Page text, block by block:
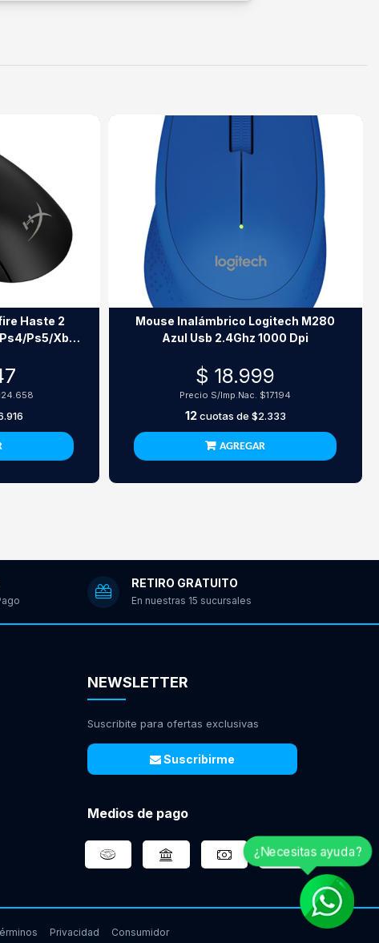
Haste 2
Ps5/Xbox
Mouse Inalámbrico Logitech M280
Azul Usb 2.4Ghz 1000 Dpi
$ 18.999
Precio S/Imp.Nac. $17.194
12cuotas de $2.333
AGREGAR
RETIRO GRATUITO
En nuestras 15 sucursales
NEWSLETTER
Suscribite para ofertas exclusivas
Suscribirme
Medios de pago
Privacidad Consumidor
¿Necesitas ayuda?